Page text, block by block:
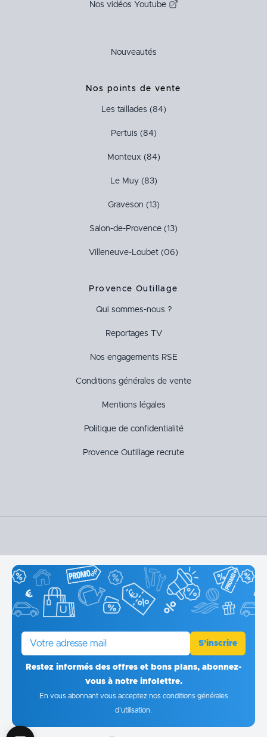
Nos vidéos Youtube
Nouveautés
Nos points de vente
Les taillades (84)
Pertuis (84)
Monteux (84)
Le Muy (83)
Graveson (13)
Salon-de-Provence (13)
Villeneuve-Loubet (06)
Provence Outillage
Qui sommes-nous ?
Reportages TV
Nos engagements RSE
Conditions générales de vente
Mentions légales
Politique de confidentialité
Provence Outillage recrute
E-mail
S'inscrire
Restez informés des offres et bons plans, abonnez-
vous à notre infolettre.
En vous abonnant vous acceptez nos conditions générales
d'utilisation